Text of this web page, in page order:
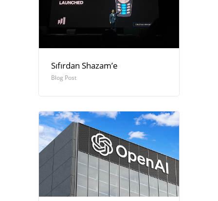
Sıfırdan Shazam’e
Blog Post